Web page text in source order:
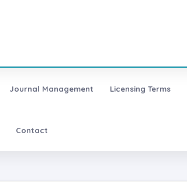
Journal Management Licensing Terms
Contact